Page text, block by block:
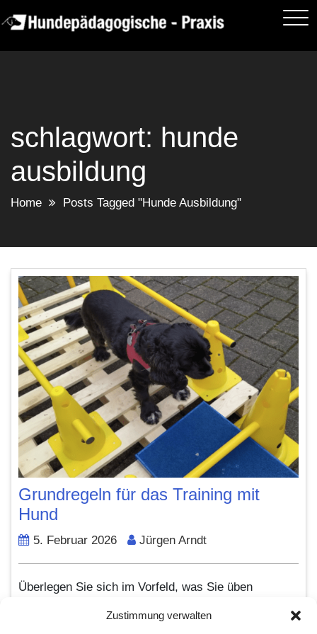
Zustimmung verwalten
to
schlagwort: hunde
ausbildung
Home Posts Tagged "Hunde Ausbildung"
Grundregeln für das Training mit
Hund
24.
5. Februar 2026 Jürgen Arndt
Überlegen Sie sich im Vorfeld, was Sie üben
auf. Nehmen Sie sich genügend Zeit für das Training.